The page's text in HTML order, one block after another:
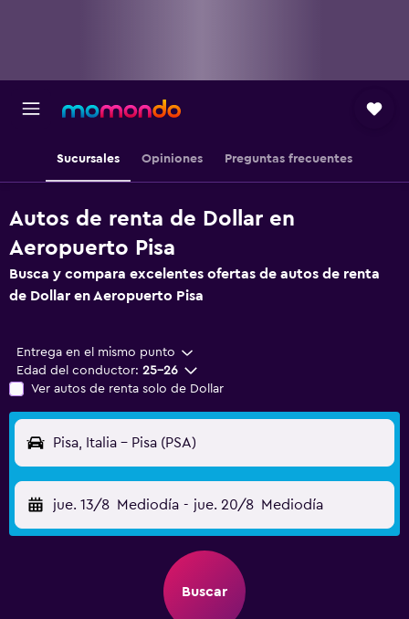
Sucursales Opiniones Preguntas frecuentes
Autos de renta de Dollar en
Aeropuerto Pisa
Busca y compara excelentes ofertas de autos de renta
de Dollar en Aeropuerto Pisa
Entrega en el mismo punto
Edad del conductor: 25-26
Ver autos de renta solo de Dollar
Pisa, Italia - Pisa (PSA)
jue. 13/8 Mediodía - jue. 20/8 Mediodía
Buscar